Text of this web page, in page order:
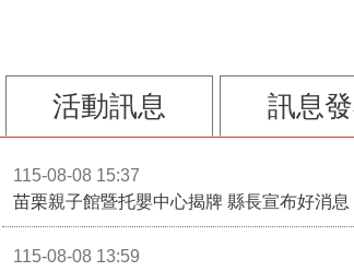
活動訊息 訊息
115-08-08 15:37
苗栗親子館暨托嬰中心揭牌 縣長宣布好消
115-08-08 13:59